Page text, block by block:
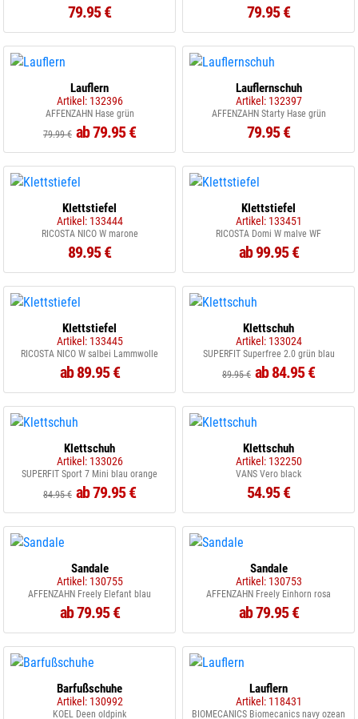
79.95 € 79.95 €
Lauflern
Artikel: 132396
AFFENZAHN Hase grün
79.99 € ab 79.95 €
Lauflernschuh
Artikel: 132397
AFFENZAHN Starty Hase grün
79.95 €
Klettstiefel
Artikel: 133444
RICOSTA NICO W marone
89.95 €
Klettstiefel
Artikel: 133451
RICOSTA Domi W malve WF
ab 99.95 €
Klettstiefel
Artikel: 133445
RICOSTA NICO W salbei Lammwolle
ab 89.95 €
Klettschuh
Artikel: 133024
SUPERFIT Superfree 2.0 grün blau
89.95 € ab 84.95 €
Klettschuh
Artikel: 133026
SUPERFIT Sport 7 Mini blau orange
84.95 € ab 79.95 €
Klettschuh
Artikel: 132250
VANS Vero black
54.95 €
Sandale
Artikel: 130755
AFFENZAHN Freely Elefant blau
ab 79.95 €
Sandale
Artikel: 130753
AFFENZAHN Freely Einhorn rosa
ab 79.95 €
Barfußschuhe
Artikel: 130992
KOEL Deen oldpink
Lauflern
Artikel: 118431
BIOMECANICS Biomecanics navy ozean